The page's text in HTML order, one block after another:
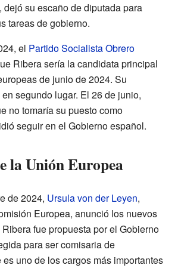
dejó su escaño de diputada para
tareas de gobierno.
el Partido Socialista Obrero
Ribera sería la candidata principal
de junio de 2024. Su
segundo lugar. El 26 de junio,
no tomaría su puesto como
seguir en el Gobierno español.
la Unión Europea
de 2024, Ursula von der Leyen,
Europea, anunció los nuevos
fue propuesta por el Gobierno
para ser comisaria de
uno de los cargos más importantes